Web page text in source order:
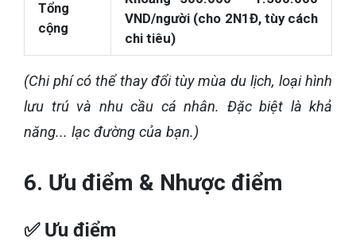
Tổng
cộng
VND/người (cho 2N1Đ, tùy cách
chi tiêu)
(Chi phí có thể thay đổi tùy mùa du lịch, loại hình
lưu trú và nhu cầu cá nhân. Đặc biệt là khả
năng... lạc đường của bạn.)
6. Ưu điểm & Nhược điểm
✅ Ưu điểm